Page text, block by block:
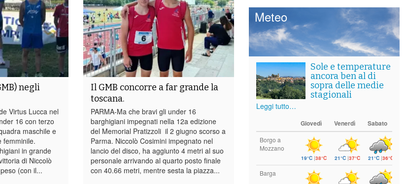
negli
Virtus Lucca nel
16 con terzo
maschile e
femminile.
in grande
di Niccolò
(con il...
Il GMB concorre a far grande la
toscana.
PARMA-Ma che bravi gli under 16
barghigiani impegnati nella 12a edizione
del Memorial Pratizzoli il 2 giugno scorso a
Parma. Niccolò Cosimini impegnato nel
lancio del disco, ha aggiunto 4 metri al suo
personale arrivando al quarto posto finale
con 40.66 metri, mentre sesta la piazza...
Meteo
Sole e temperature
ancora ben al di
sopra delle medie
stagionali
Leggi tutto…
Giovedì Venerdì Sabato
Borgo a
Mozzano
19°C |38°C 21°C |37°C 21°C |36°C
Barga